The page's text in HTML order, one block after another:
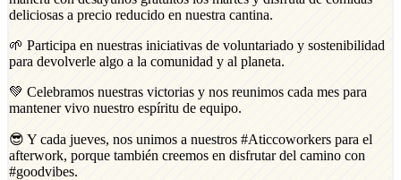
deliciosas a precio reducido en nuestra cantina.
🌱 Participa en nuestras iniciativas de voluntariado y sostenibilidad
para devolverle algo a la comunidad y al planeta.
💚 Celebramos nuestras victorias y nos reunimos cada mes para
mantener vivo nuestro espíritu de equipo.
😎 Y cada jueves, nos unimos a nuestros #Aticcoworkers para el
afterwork, porque también creemos en disfrutar del camino con
#goodvibes.